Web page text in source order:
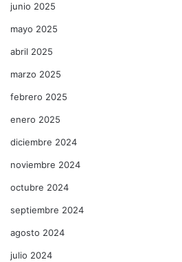
junio 2025
mayo 2025
abril 2025
marzo 2025
febrero 2025
enero 2025
diciembre 2024
noviembre 2024
octubre 2024
septiembre 2024
agosto 2024
julio 2024